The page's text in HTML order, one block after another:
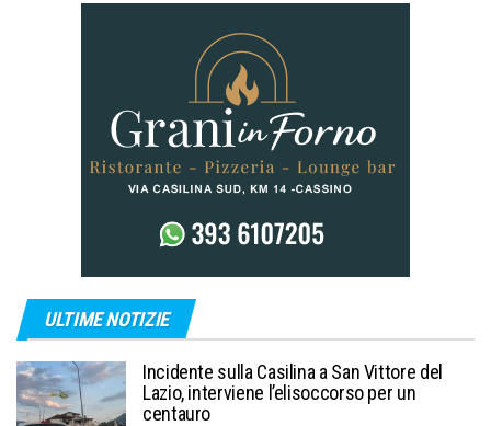
ULTIME NOTIZIE
Incidente sulla Casilina a San Vittore del
Lazio, interviene l’elisoccorso per un
centauro